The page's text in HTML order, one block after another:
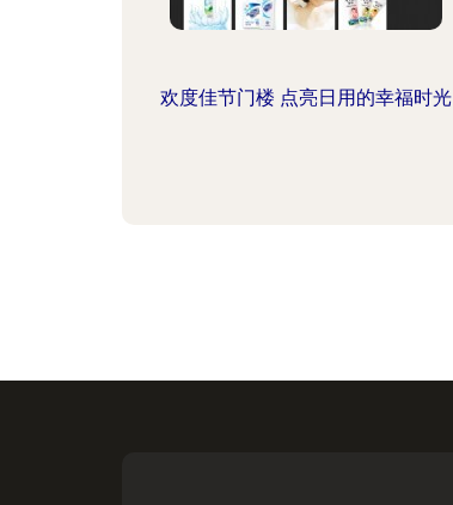
欢度佳节门楼 点亮日用的幸福时光